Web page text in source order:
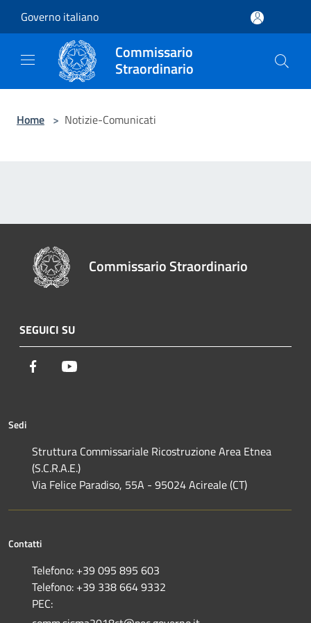
Governo italiano
Commissario
Straordinario
Home > Notizie-Comunicati
Commissario Straordinario
SEGUICI SU
Facebook
Sedi
Struttura Commissariale Ricostruzione Area Etnea
(S.C.R.A.E.)
Via Felice Paradiso, 55A - 95024 Acireale (CT)
Contatti
Telefono: +39 095 895 603
Telefono: +39 338 664 9332
PEC: